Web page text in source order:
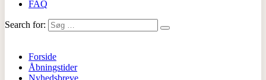
FAQ
Search for:
Forside
Åbningstider
Nyhedsbreve